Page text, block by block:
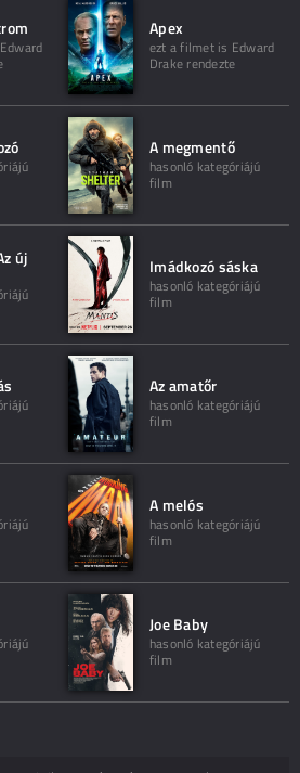
Apex
ezt a filmet is Edward
Drake rendezte
A megmentő
hasonló kategóriájú
film
új Imádkozó sáska
hasonló kategóriájú
film
Az amatőr
hasonló kategóriájú
film
A melós
hasonló kategóriájú
film
Joe Baby
hasonló kategóriájú
film